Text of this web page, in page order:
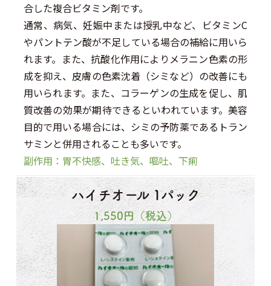
合した複合ビタミン剤です。
通常、病気、妊娠中または授乳中など、ビタミンC
やパントテン酸が不足している場合の補給に用いら
れます。また、抗酸化作用によりメラニン色素の形
成を抑え、皮膚の色素沈着（シミなど）の改善にも
用いられます。また、コラーゲンの生成を促し、肌
質改善の効果が期待できるといわれています。美容
目的で用いる場合には、シミの予防薬であるトラン
サミンと併用されることも多いです。
副作用：胃不快感、吐き気、嘔吐、下痢
ハイチオール 1パック
1,550円（税込）